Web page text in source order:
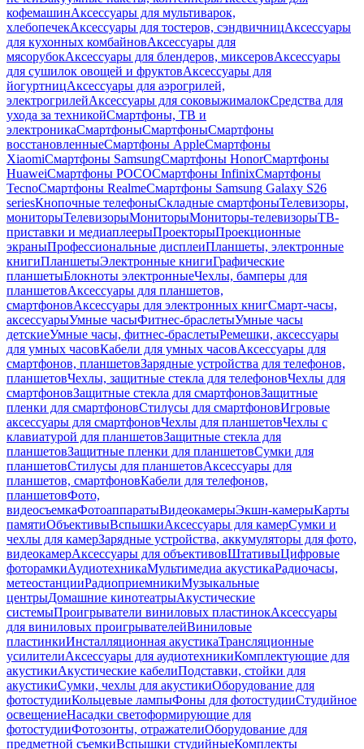
кофемашинАксессуары для мультиварок,
хлебопечекАксессуары для тостеров, сэндвичницАксессуары
для кухонных комбайновАксессуары для
мясорубокАксессуары для блендеров, миксеровАксессуары
для сушилок овощей и фруктовАксессуары для
йогуртницАксессуары для аэрогрилей,
электрогрилейАксессуары для соковыжималокСредства для
ухода за техникойСмартфоны, ТВ и
электроникаСмартфоныСмартфоныСмартфоны
восстановленныеСмартфоны AppleСмартфоны
XiaomiСмартфоны SamsungСмартфоны HonorСмартфоны
HuaweiСмартфоны POCOСмартфоны InfinixСмартфоны
TecnoСмартфоны RealmeСмартфоны Samsung Galaxy S26
seriesКнопочные телефоныСкладные смартфоныТелевизоры,
мониторыТелевизорыМониторыМониторы-телевизорыТВ-
приставки и медиаплеерыПроекторыПроекционные
экраныПрофессиональные дисплеиПланшеты, электронные
книгиПланшетыЭлектронные книгиГрафические
планшетыБлокноты электронныеЧехлы, бамперы для
планшетовАксессуары для планшетов,
смартфоновАксессуары для электронных книгСмарт-часы,
аксессуарыУмные часыФитнес-браслетыУмные часы
детскиеУмные часы, фитнес-браслетыРемешки, аксессуары
для умных часовКабели для умных часовАксессуары для
смартфонов, планшетовЗарядные устройства для телефонов,
планшетовЧехлы, защитные стекла для телефоновЧехлы для
смартфоновЗащитные стекла для смартфоновЗащитные
пленки для смартфоновСтилусы для смартфоновИгровые
аксессуары для смартфоновЧехлы для планшетовЧехлы с
клавиатурой для планшетовЗащитные стекла для
планшетовЗащитные пленки для планшетовСумки для
планшетовСтилусы для планшетовАксессуары для
планшетов, смартфоновКабели для телефонов,
планшетовФото,
видеосъемкаФотоаппаратыВидеокамерыЭкшн-камерыКарты
памятиОбъективыВспышкиАксессуары для камерСумки и
чехлы для камерЗарядные устройства, аккумуляторы для фото,
видеокамерАксессуары для объективовШтативыЦифровые
фоторамкиАудиотехникаМультимедиа акустикаРадиочасы,
метеостанцииРадиоприемникиМузыкальные
центрыДомашние кинотеатрыАкустические
системыПроигрыватели виниловых пластинокАксессуары
для виниловых проигрывателейВиниловые
пластинкиИнсталляционная акустикаТрансляционные
усилителиАксессуары для аудиотехникиКомплектующие для
акустикиАкустические кабелиПодставки, стойки для
акустикиСумки, чехлы для акустикиОборудование для
фотостудииКольцевые лампыФоны для фотостудииСтудийное
освещениеНасадки светоформирующие для
фотостудииФотозонты, отражателиОборудование для
предметной съемкиВспышки студийныеКомплекты